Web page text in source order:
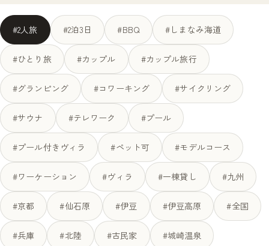
#2人旅 #2泊3日 #BBQ #しまなみ海道
#ひとり旅 #カップル #カップル旅行
#グランピング #コワーキング #サイクリング
#サウナ #テレワーク #プール
#プール付きヴィラ #ペット可 #モデルコース
#ワーケーション #ヴィラ #一棟貸し #九州
#京都 #仙石原 #伊豆 #伊豆高原 #全国
#兵庫 #北陸 #古民家 #城崎温泉